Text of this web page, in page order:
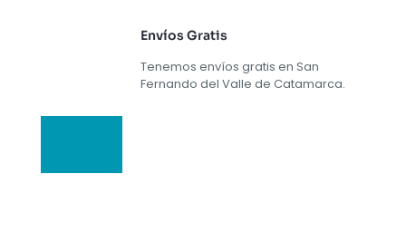
Envíos Gratis
Tenemos envíos gratis en San
Fernando del Valle de Catamarca.